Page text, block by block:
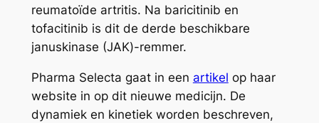
reumatoïde artritis. Na baricitinib en
tofacitinib is dit de derde beschikbare
januskinase (JAK)-remmer.
Pharma Selecta gaat in een artikel op haar
website in op dit nieuwe medicijn. De
dynamiek en kinetiek worden beschreven,